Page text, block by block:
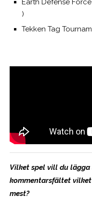
Earth Defense
)
Tekken Tag
Vilket spel vill du
kommentarsfältet
mest?